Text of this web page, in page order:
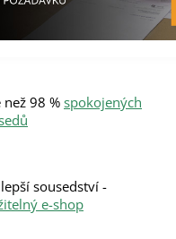
než 98 % spokojených
sousedství -
e-shop